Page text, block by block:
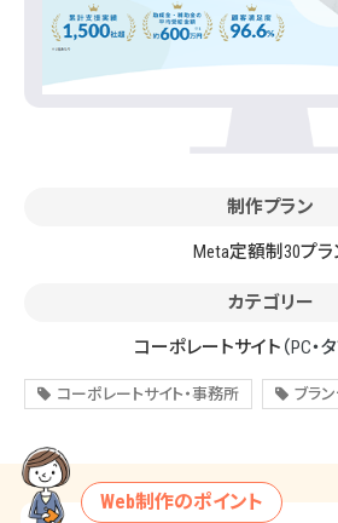
制作プラン
Meta定額制30プラ
カテゴリー
コーポレートサイト （PC・
コーポレートサイト・事務所 ブラ
Web制作のポイント